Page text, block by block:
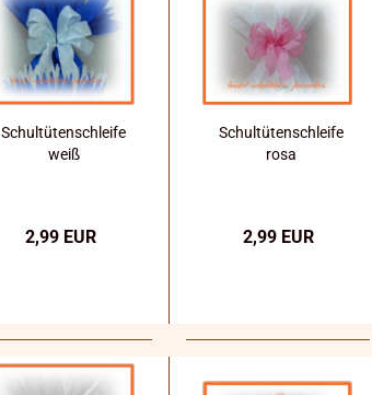
Schultütenschleife
weiß
2,99 EUR
Schultütenschleife
rosa
2,99 EUR